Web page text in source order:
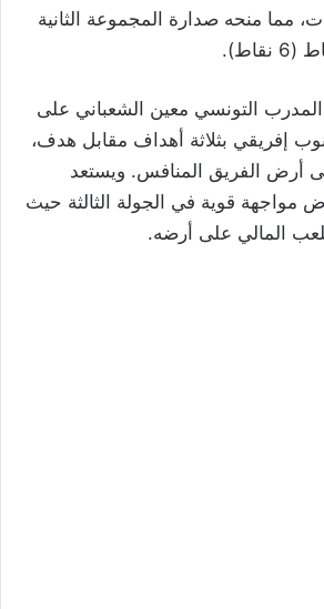
مما منحه صدارة المجموعة الثانية
المدرب التونسي معين الشعباني على
إفريقي بثلاثة أهداف مقابل هدف،
أرض الفريق المنافس. ويستعد
مواجهة قوية في الجولة الثالثة حيث
المالي على أرضه.